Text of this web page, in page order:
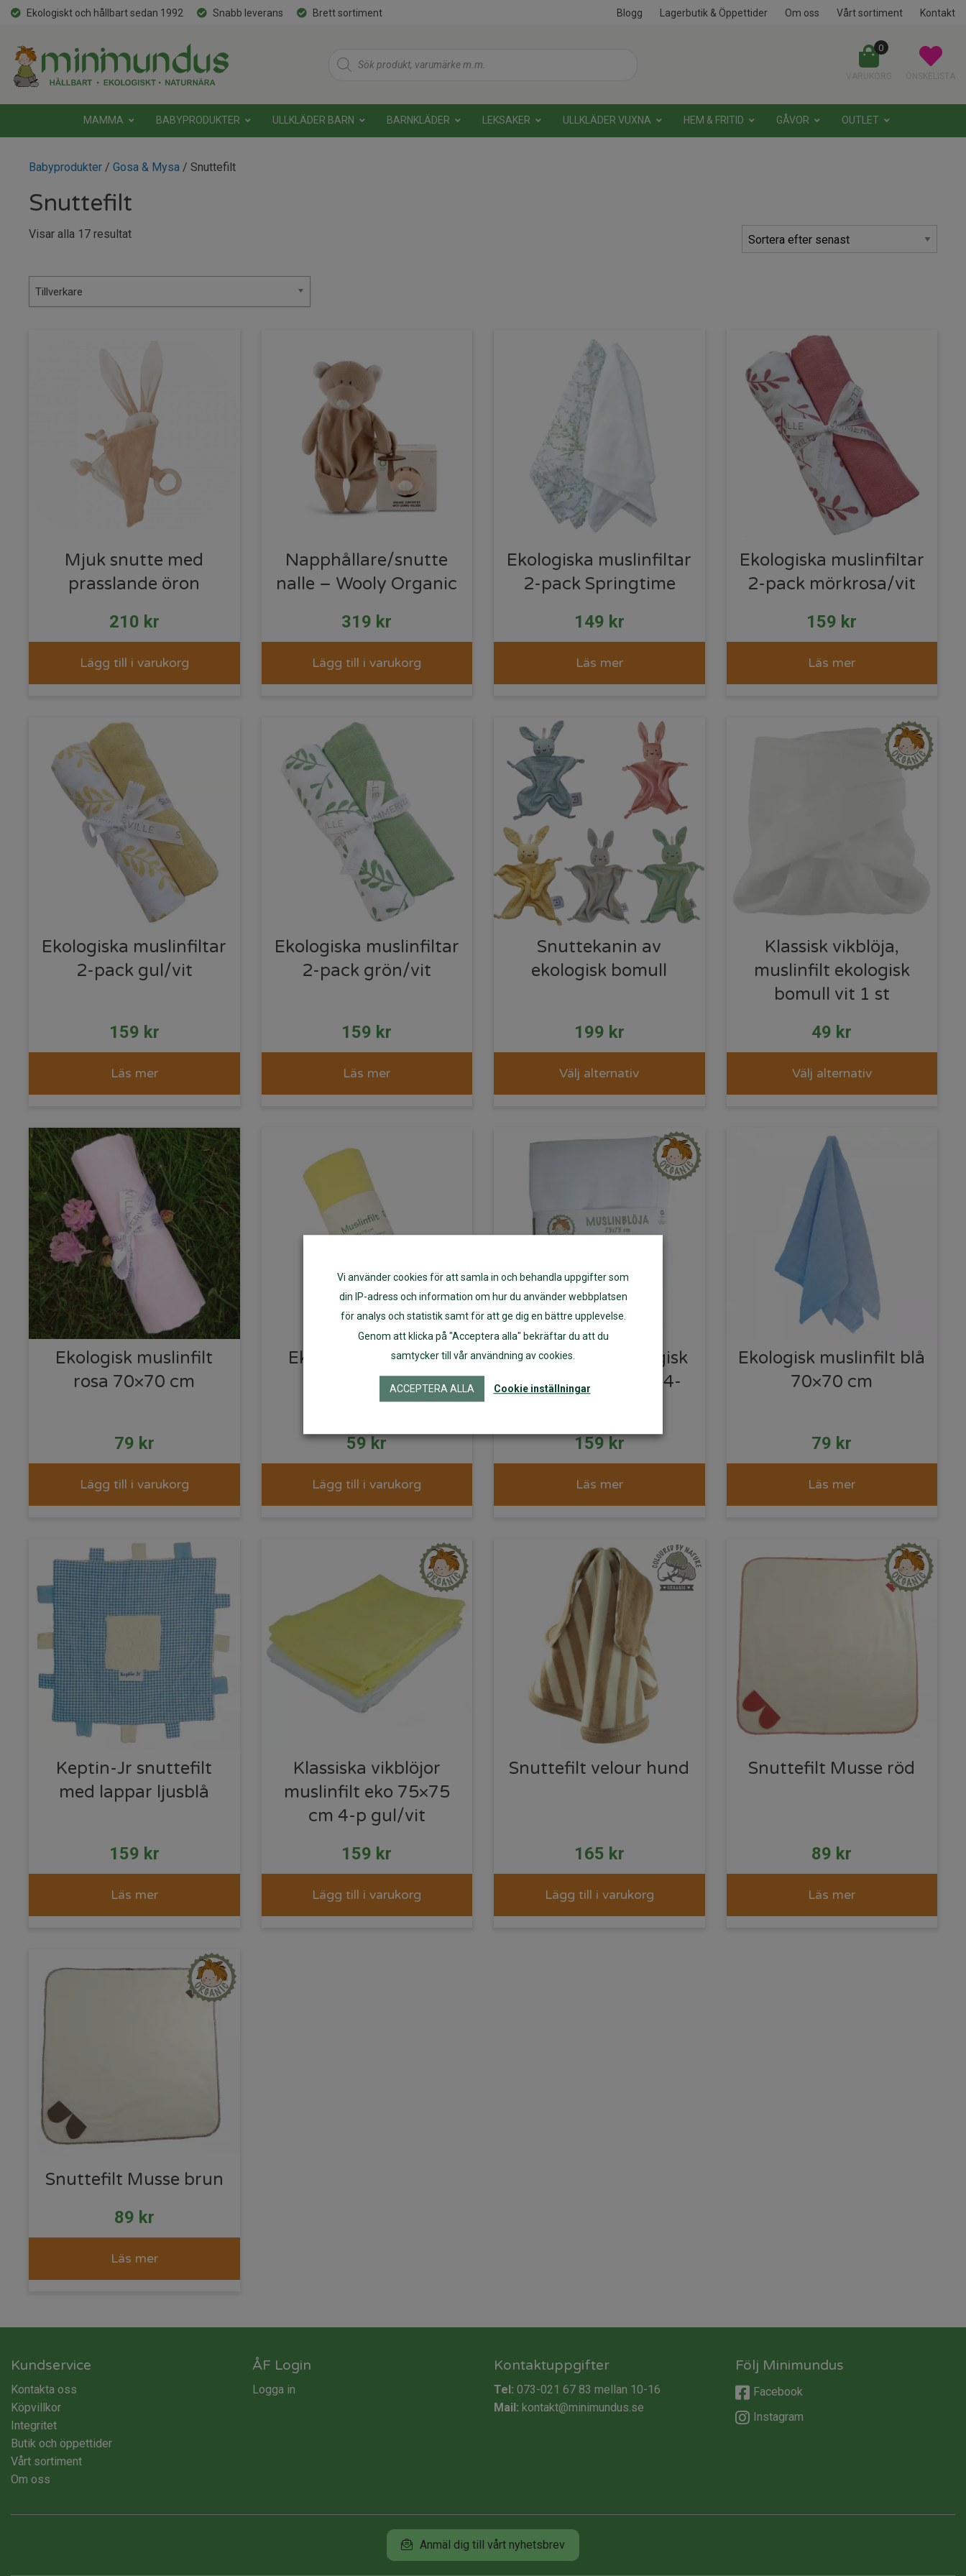
Ekologiskt och hållbart sedan 1992 Snabb leverans Brett sortiment Blogg Lagerbutik & Öppettider Om oss Vårt sortiment Kontakt
Products
search
0
MAMMA BABYPRODUKTER ULLKLÄDER BARN BARNKLÄDER LEKSAKER ULLKLÄDER VUXNA HEM & FRITID GÅVOR OUTLET
Babyprodukter / Gosa & Mysa / Snuttefilt
Snuttefilt
Visar alla 17 resultatSortera
Tillverkare
Mjuk snutte med
prasslande öron
210 kr
Lägg till i varukorg
Napphållare/snutte
nalle – Wooly Organic
319 kr
Lägg till i varukorg
Ekologiska muslinfiltar
2-pack Springtime
149 kr
Läs mer
Ekologiska muslinfiltar
2-pack mörkrosa/vit
159 kr
Läs mer
Ekologiska muslinfiltar
2-pack gul/vit
159 kr
Läs mer
Ekologiska muslinfiltar
2-pack grön/vit
159 kr
Läs mer
Snuttekanin av
ekologisk bomull
199 kr
Välj alternativ
Klassisk vikblöja,
muslinfilt ekologisk
bomull vit 1 st
49 kr
Välj alternativ
Ekologisk muslinfilt
rosa 70×70 cm
79 kr
Lägg till i varukorg
Ekologisk muslinfilt
75×75 cm gul
59kr
Lägg till i varukorg
Vikblöjor av ekologisk
bomull 75×75 cm 4-
159kr
Läs mer
Ekologisk muslinfilt blå
70×70 cm
79 kr
Läs mer
Keptin-Jr snuttefilt
med lappar ljusblå
159 kr
Läs mer
Klassiska vikblöjor
muslinfilt eko 75×75
cm 4-p gul/vit
159 kr
Lägg till i varukorg
Snuttefilt velour hund
165 kr
Lägg till i varukorg
Snuttefilt Musse röd
89 kr
Läs mer
Snuttefilt Musse brun
89 kr
Läs mer
Kundservice
Kontakta oss
Köpvillkor
Integritet
Butik och öppettider
Vårt sortiment
Om oss
ÅF Login
Logga in
Kontaktuppgifter
Tel: 073-021 67 83 mellan 10-16
Mail: kontakt@minimundus.se
Följ Minimundus
Facebook
Instagram
Anmäl dig till vårt nyhetsbrev
Vi använder cookies för att samla in och behandla uppgifter som
din IP-adress och information om hur du använder webbplatsen
för analys och statistik samt för att ge dig en bättre upplevelse.
Genom att klicka på "Acceptera alla" bekräftar du att du
samtycker till vår användning av cookies.
ACCEPTERA ALLA Cookie inställningar